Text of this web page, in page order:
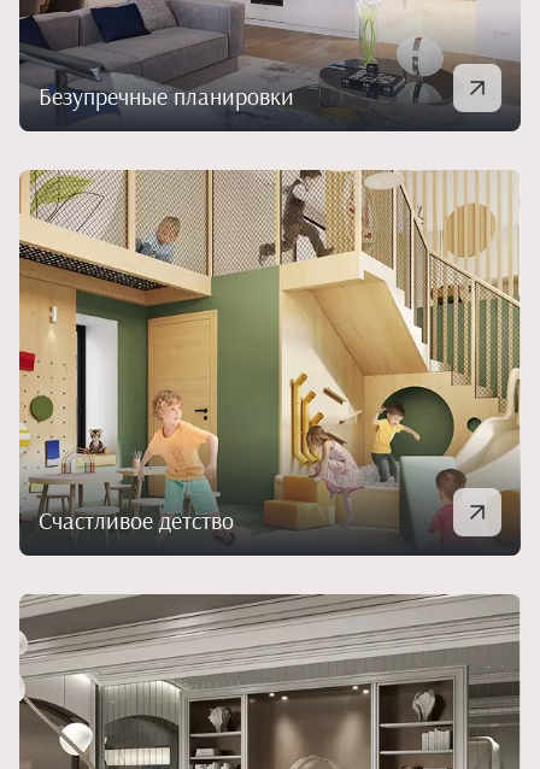
Безупречные планировки
Счастливое детство